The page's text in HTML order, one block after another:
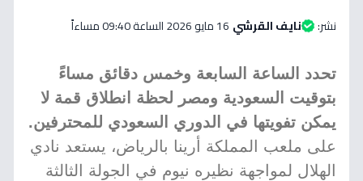
نشر: نايف القرشي 16 مايو 2026 الساعة 09:40 مساءاً
تحدد الساعة السابعة وخمس دقائق مساءً
بتوقيت السعودية ومصر لحظة انطلاق قمة لا
يمكن تفويتها في الدوري السعودي للمحترفين.
على ملعب المملكة أرينا بالرياض، يستعد نادي
الهلال لمواجهة نظيره نيوم في الجولة الثالثة